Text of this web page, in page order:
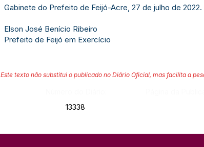
Gabinete do Prefeito de Feijó-Acre, 27 de julho de 2022.
Elson José Benício Ribeiro
Prefeito de Feijó em Exercício
Este texto não substitui o publicado no Diário Oficial, mas facilita a
13338